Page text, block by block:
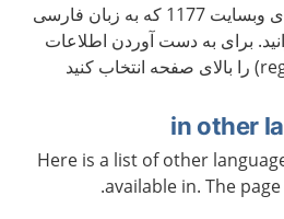
در اینجا میتوانید آن محتوای وبسایت 1177 که به زبان فارسی
برای به دست آوردن اطلاعات
Here is a list of other
available in. The